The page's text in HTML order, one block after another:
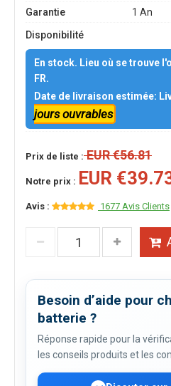
Garantie
1 An
Disponibilité
En stock. Lieu où se trouve
FR.
Date de livraison estimée:
jours ouvrables
Prix de liste :EUR €56.81
Notre prix : EUR
Avis : 1677 Avis Clients
Besoin d’aide pour
batterie ?
Réponse rapide pour la
les conseils produits et les